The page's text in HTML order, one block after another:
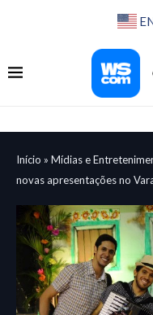
Início » Mídias e
novas apresentações no